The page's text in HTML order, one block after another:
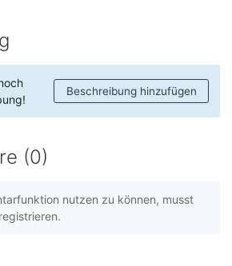
Beschreibung hinzufügen
(0)
nutzen zu können, musst